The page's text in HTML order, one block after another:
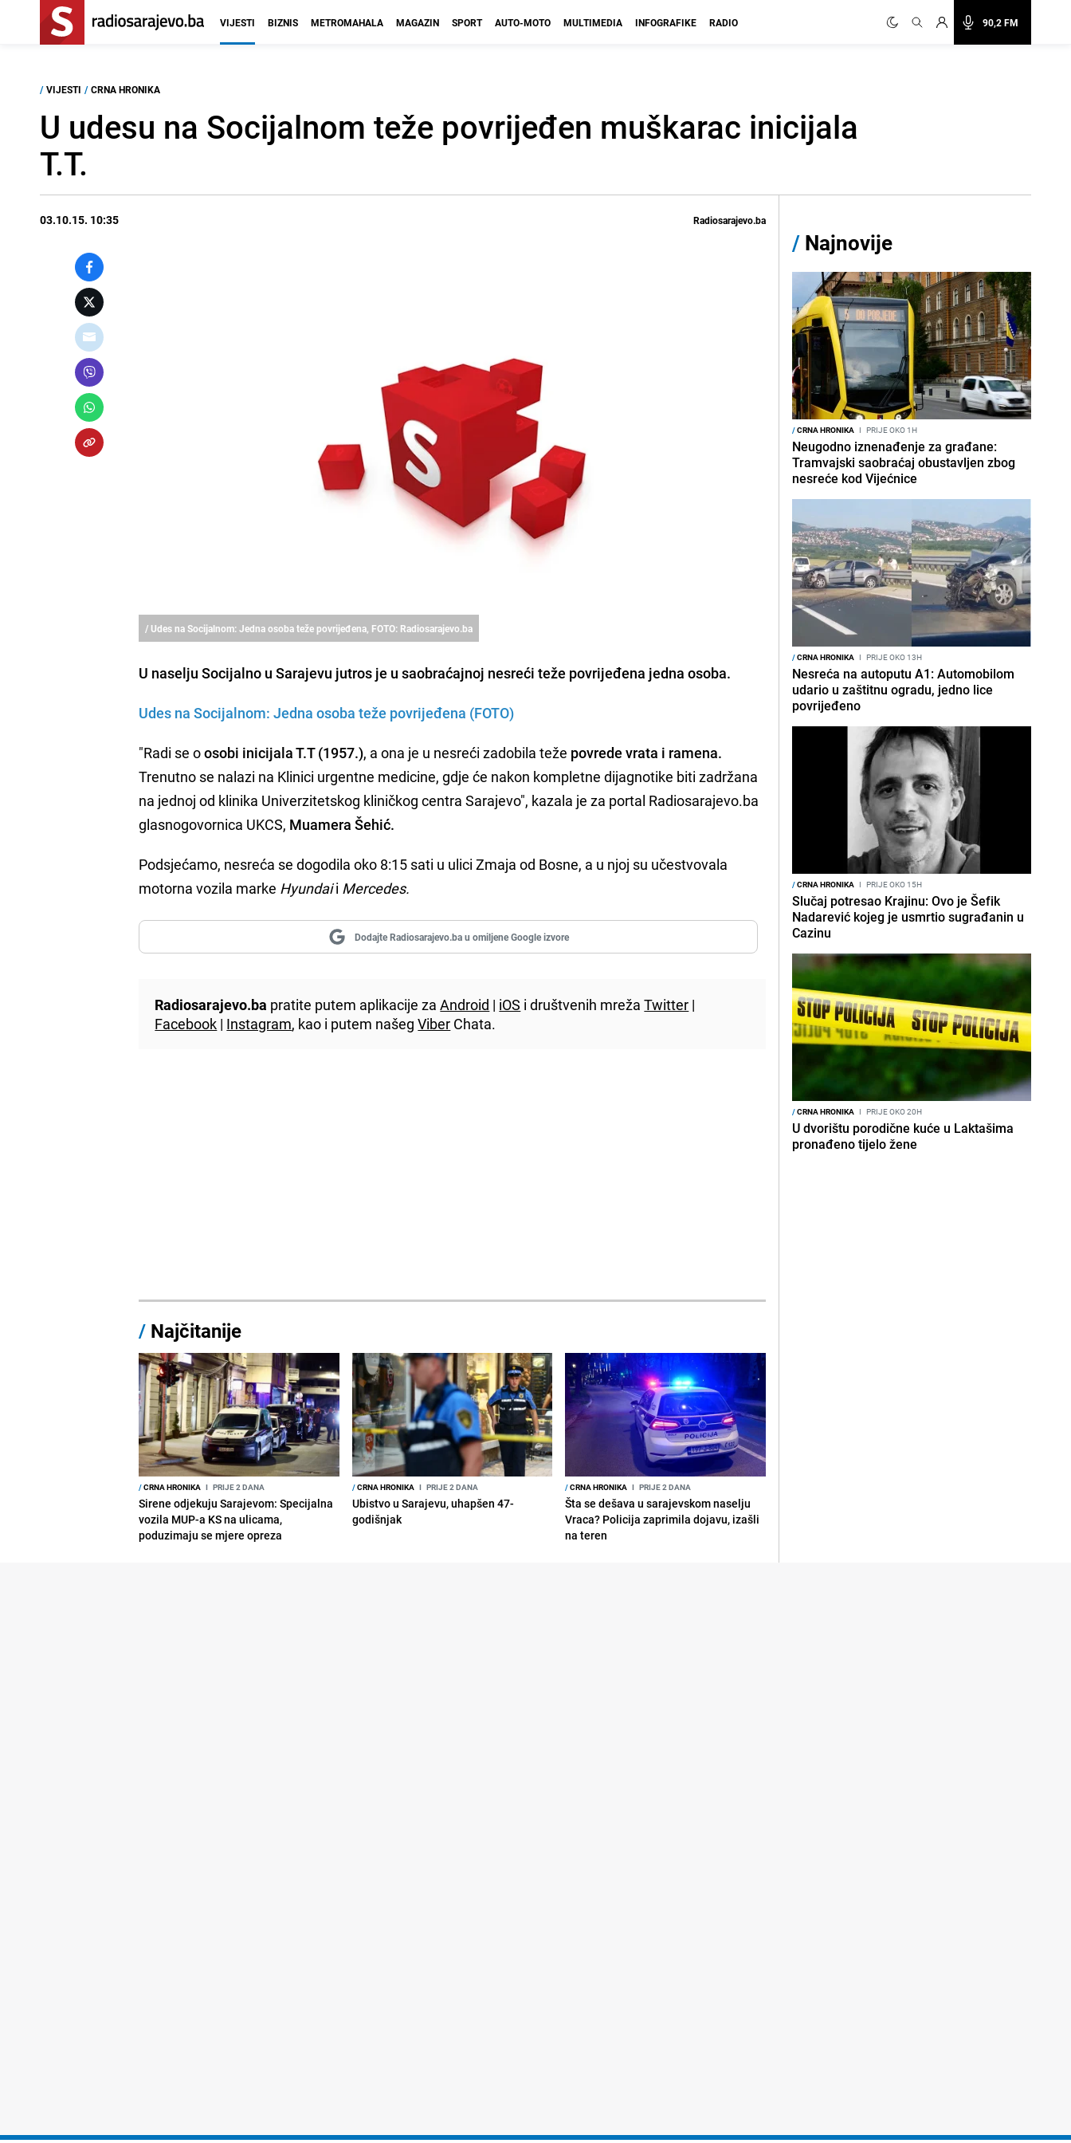
90,2 FM
VIJESTI BIZNIS METROMAHALA MAGAZIN SPORT AUTO-MOTO MULTIMEDIA INFOGRAFIKE RADIO
/ VIJESTI / CRNA HRONIKA
U udesu na Socijalnom teže povrijeđen muškarac inicijala
T.T.
03.10.15. 10:35 Radiosarajevo.ba
/ Udes na Socijalnom: Jedna osoba teže povrijeđena, FOTO: Radiosarajevo.ba
U naselju Socijalno u Sarajevu jutros je u saobraćajnoj nesrećiteže povrijeđena jedna osoba.
Udes na Socijalnom: Jedna osoba teže povrijeđena (FOTO)
"Radi se oosobi inicijala T.T (1957.), a ona je u nesreći zadobila teže povrede vrata i ramena.
Trenutno se nalazi na Klinici urgentne medicine, gdje će nakon kompletne dijagnotike biti zadržana
na jednoj od klinika Univerzitetskog kliničkog centra Sarajevo", kazala je za portal Radiosarajevo.ba
glasnogovornica UKCS, Muamera Šehić.
Podsjećamo, nesreća se dogodila oko 8:15 sati u ulici Zmaja od Bosne, a u njoj su učestvovala
motorna vozila marke Hyundaii Mercedes.
Dodajte Radiosarajevo.ba u omiljene Google izvore
Radiosarajevo.ba pratite putem aplikacije zaAndroid | iOS i društvenih mrežaTwitter |
Facebook | Instagram, kao i putem našegViber Chata.
/ Najčitanije
/CRNA HRONIKA I PRIJE 2 DANA
Sirene odjekuju Sarajevom: Specijalna
vozila MUP-a KS na ulicama,
poduzimaju se mjere opreza
/CRNA HRONIKA I PRIJE 2 DANA
Ubistvo u Sarajevu, uhapšen 47-
godišnjak
/CRNA HRONIKA I PRIJE 2 DANA
Šta se dešava u sarajevskom naselju
Vraca? Policija zaprimila dojavu, izašli
na teren
/ Najnovije
/CRNA HRONIKA I PRIJE OKO 1H
Neugodno iznenađenje za građane:
Tramvajski saobraćaj obustavljen zbog
nesreće kod Vijećnice
/CRNA HRONIKA I PRIJE OKO 13H
Nesreća na autoputu A1: Automobilom
udario u zaštitnu ogradu, jedno lice
povrijeđeno
/CRNA HRONIKA I PRIJE OKO 15H
Slučaj potresao Krajinu: Ovo je Šefik
Nadarević kojeg je usmrtio sugrađanin u
Cazinu
/CRNA HRONIKA I PRIJE OKO 20H
U dvorištu porodične kuće u Laktašima
pronađeno tijelo žene